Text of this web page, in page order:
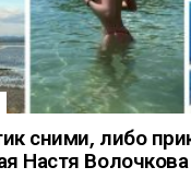
сними, либо
Настя